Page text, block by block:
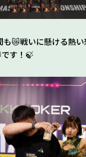
😿戦いに懸ける熱い
す！🍃